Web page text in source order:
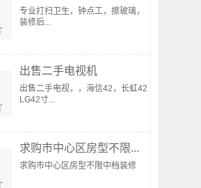
专业打扫卫生，钟点工，擦玻璃，
装修后...
出售二手电视机
出售二手电视，，海信42，长虹42
LG42寸...
求购市中心区房型不限...
求购市中心区房型不限中档装修